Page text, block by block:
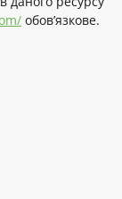
обов’язкове.